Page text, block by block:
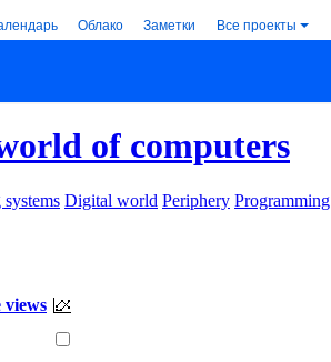
Облако Заметки Все проекты
of computers
Digital world Periphery Programming
views